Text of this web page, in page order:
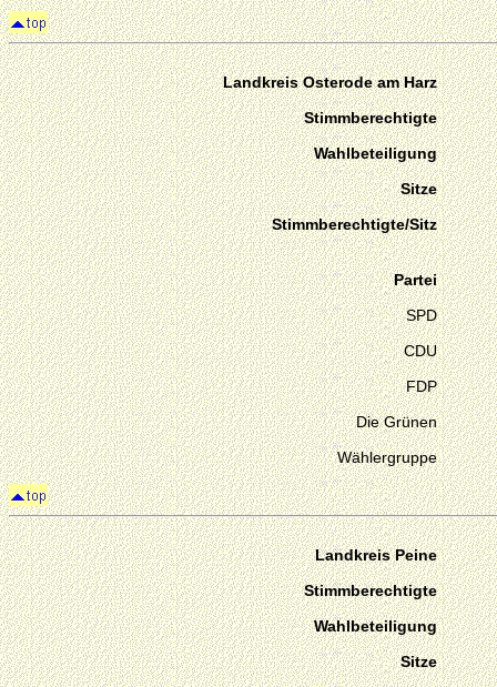
Landkreis Osterode am Harz
Stimmberechtigte
Wahlbeteiligung
Sitze
Stimmberechtigte/Sitz
Partei
SPD
CDU
FDP
Die Grünen
Wählergruppe
Landkreis Peine
Stimmberechtigte
Wahlbeteiligung
Sitze